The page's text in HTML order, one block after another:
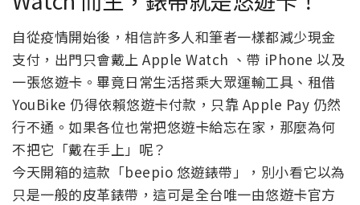
自從疫情開始後，相信許多人和筆者一樣都減少現金
支付，出門只會戴上 Apple Watch 、帶 iPhone 以及
一張悠遊卡。畢竟日常生活搭乘大眾運輸工具、租借
YouBike 仍得依賴悠遊卡付款，只靠 Apple Pay 仍然
行不通。如果各位也常把悠遊卡給忘在家，那麼為何
不把它「戴在手上」呢？
今天開箱的這款「beepio 悠遊錶帶」，別小看它以為
只是一般的皮革錶帶，這可是全台唯一由悠遊卡官方